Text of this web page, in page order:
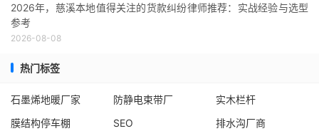
2026年，慈溪本地值得关注的货款纠纷律师推荐：实战经验与选型
参考
2026-08-08
热门标签
石墨烯地暖厂家 防静电束带厂
实木栏杆
膜结构停车棚
SEO 排水沟厂商